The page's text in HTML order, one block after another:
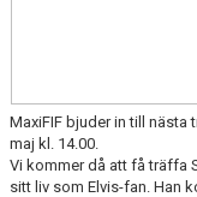
MaxiFIF bjuder in till nästa
maj kl. 14.00.
Vi kommer då att få träffa
sitt liv som Elvis-fan. Han